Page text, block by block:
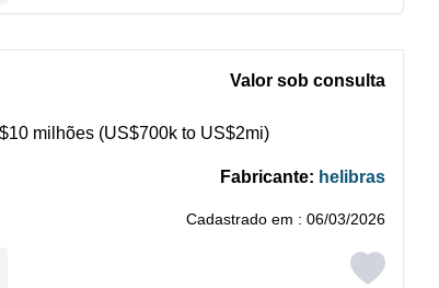
Valor sob consulta
milhões (US$700k to US$2mi)
Fabricante: helibras
Cadastrado em : 06/03/2026